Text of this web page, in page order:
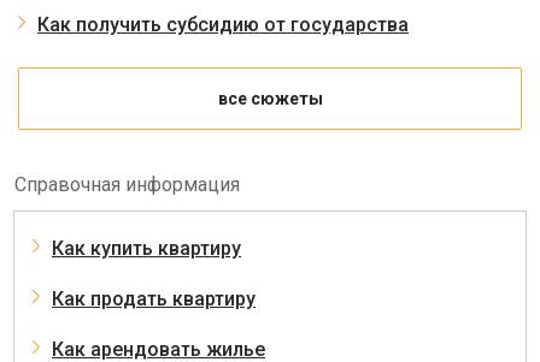
Как получить субсидию от государства
все сюжеты
Справочная информация
Как купить квартиру
Как продать квартиру
Как арендовать жилье